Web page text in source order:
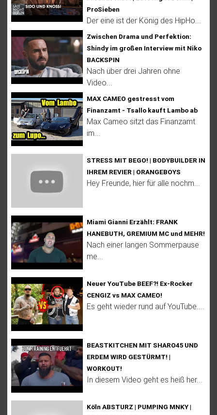
ProSieben
Der eine ist der König des HipHo...
Zwischen Drama und Perfektion:
Shindy im großen Interview mit Niko
BACKSPIN
Nach über drei Jahren ohne
Video...
MAX CAMEO gestresst vom
Finanzamt - Tsallo kauft Lambo ab
Max Cameo sitzt das Finanzamt
im...
STRESS MIT BEGO! | BODYBUILDER IN
IHREM REVIER | ORANGEBOYS
Hey Freunde, hier für alle nochm...
Miami Gianni Erzählt: FRANK
HANEBUTH, GREMIUM MC und MEHR!
Nach einer langen Sommerpause
me...
Neuer YouTube BEEF?! Ex-Rocker
CENGIZ vs MAX CAMEO!
Es geht wieder rund auf YouTube....
BEASTKITCHEN MIT SHARO45 UND
ERDEM WIRD GESTÜRMT! |
WORKOUT!
In diesem Video geht es heiß her...
Köln ABSTURZ | PUMPING MNKY |